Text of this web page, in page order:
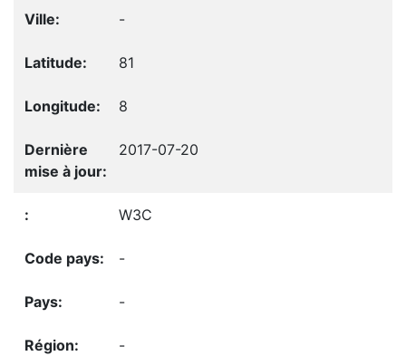
-
81
8
2017-07-20
W3C
-
-
-